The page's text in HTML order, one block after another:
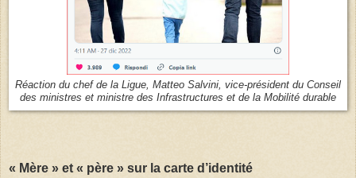
Réaction du chef de la Ligue, Matteo Salvini, vice-président du Conseil
des ministres et ministre des Infrastructures et de la Mobilité durable
« Mère » et « père » sur la carte d’identité